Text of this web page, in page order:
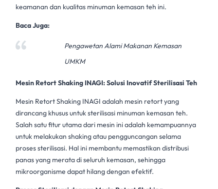
keamanan dan kualitas minuman kemasan teh ini.
Baca Juga:
Pengawetan Alami Makanan Kemasan
UMKM
Mesin Retort Shaking INAGI: Solusi Inovatif Sterilisasi Teh
Mesin Retort Shaking INAGI adalah mesin retortyang
dirancang khusus untuk sterilisasi minuman kemasan teh.
Salah satu fitur utama dari mesin ini adalah kemampuannya
untuk melakukan shaking atau pengguncangan selama
prosessterilisasi. Hal ini membantu memastikan distribusi
panas yang merata di seluruh kemasan, sehingga
mikroorganisme dapat hilang dengan efektif.